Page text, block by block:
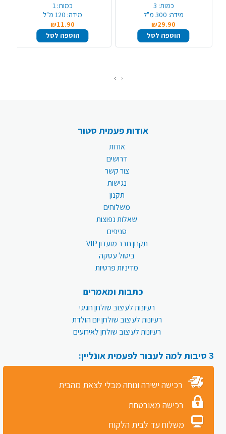
כמות: 3
מידה: 300 מ"ל
₪29.90
הוספה לסל
כמות: 1
מידה: 120 מ"ל
₪11.90
הוספה לסל
‹
›
אודות פעמית סטור
אודות
דרושים
צור קשר
נגישות
תקנון
משלוחים
שאלות נפוצות
סניפים
תקנון חבר מועדון VIP
ביטול עסקה
מדיניות פרטיות
כתבות ומאמרים
רעיונות לעיצוב שולחן חגיגי
רעיונות לעיצוב שולחן יום הולדת
רעיונות לעיצוב שולחן לאירועים
3 סיבות למה לעבור לפעמית אונליין:
רכישה ישירה ונוחה מבלי לצאת מהבית
רכישה מאובטחת
משלוח עד לבית הלקוח